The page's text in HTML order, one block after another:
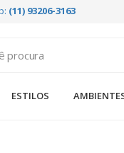
(11) 93206-3163
ESTILOS